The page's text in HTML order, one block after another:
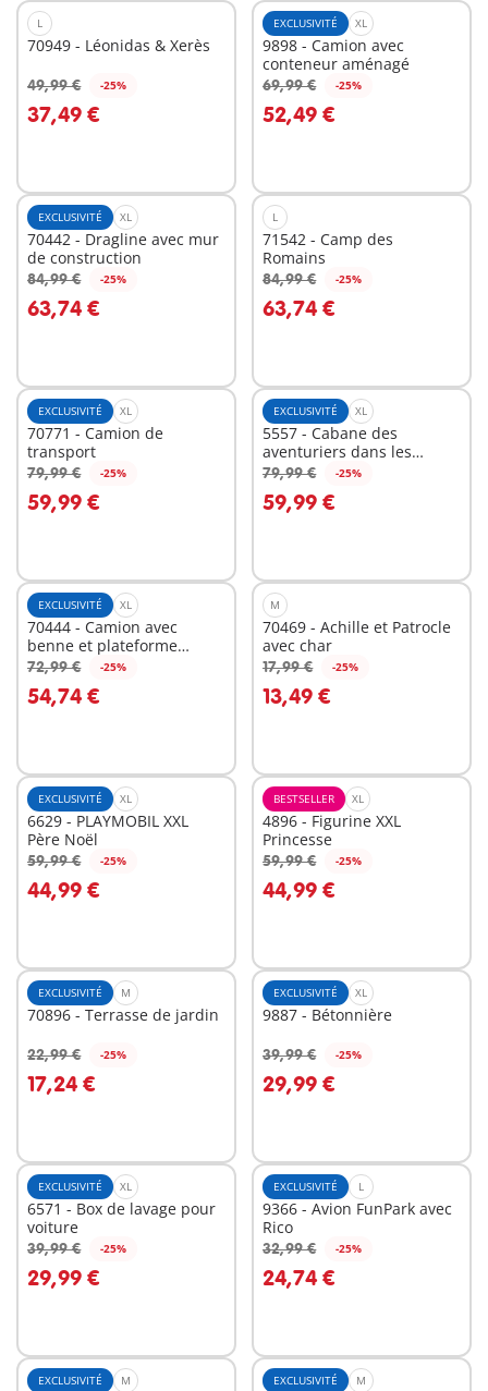
L
70949 - Léonidas & Xerès
49,99 € -25%
37,49 €
Au panier
EXCLUSIVITÉ XL
9898 - Camion avec
conteneur aménagé
69,99 € -25%
52,49 €
Au panier
EXCLUSIVITÉ XL
70442 - Dragline avec mur
de construction
84,99 € -25%
63,74 €
Au panier
L
71542 - Camp des
Romains
84,99 € -25%
63,74 €
Au panier
EXCLUSIVITÉ XL
70771 - Camion de
transport
79,99 € -25%
59,99 €
Au panier
EXCLUSIVITÉ XL
5557 - Cabane des
aventuriers dans les
arbres
79,99 € -25%
59,99 €
Au panier
EXCLUSIVITÉ XL
70444 - Camion avec
benne et plateforme
interchangeables
72,99 € -25%
54,74 €
Au panier
M
70469 - Achille et Patrocle
avec char
17,99 € -25%
13,49 €
Au panier
EXCLUSIVITÉ XL
6629 - PLAYMOBIL XXL
Père Noël
59,99 € -25%
44,99 €
Au panier
BESTSELLER XL
4896 - Figurine XXL
Princesse
59,99 € -25%
44,99 €
Au panier
EXCLUSIVITÉ M
70896 - Terrasse de jardin
22,99 € -25%
17,24 €
Au panier
EXCLUSIVITÉ XL
9887 - Bétonnière
39,99 € -25%
29,99 €
Au panier
EXCLUSIVITÉ XL
6571 - Box de lavage pour
voiture
39,99 € -25%
29,99 €
Au panier
EXCLUSIVITÉ L
9366 - Avion FunPark avec
Rico
32,99 € -25%
24,74 €
Au panier
EXCLUSIVITÉ M EXCLUSIVITÉ M